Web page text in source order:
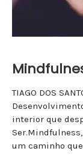
TIAGO DOS
interior que
um caminho